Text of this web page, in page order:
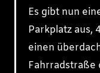
Es gibt nun
Parkplatz aus,
einen
Fahrradstraße